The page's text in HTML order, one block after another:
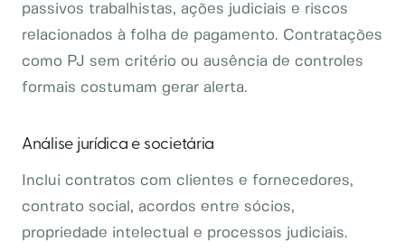
passivos trabalhistas, ações judiciais e riscos
relacionados à folha de pagamento. Contratações
como PJ sem critério ou ausência de controles
formais costumam gerar alerta.
Análise jurídica e societária
Inclui contratos com clientes e fornecedores,
contrato social, acordos entre sócios,
propriedade intelectual e processos judiciais.